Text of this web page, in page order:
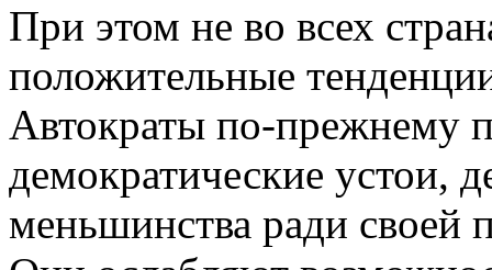
При этом не во всех
положительные
Автократы по-прежнему
демократические устои,
меньшинства ради своей